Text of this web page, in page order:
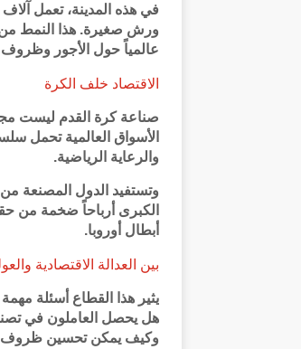
في هذه المدينة، تعمل
ورش صغيرة. هذا النمط من
عالمياً حول الأجور وظروف
الاقتصاد خلف الكرة
صناعة كرة القدم ليست
الأسواق العالمية تحمل
والرعاية الرياضية.
وتستفيد الدول المصنعة
الكبرى أرباحاً ضخمة من
أبطال أوروبا.
بين العدالة الاقتصادية
يثير هذا القطاع أسئلة
هل يحصل العاملون في
وكيف يمكن تحسين ظروف